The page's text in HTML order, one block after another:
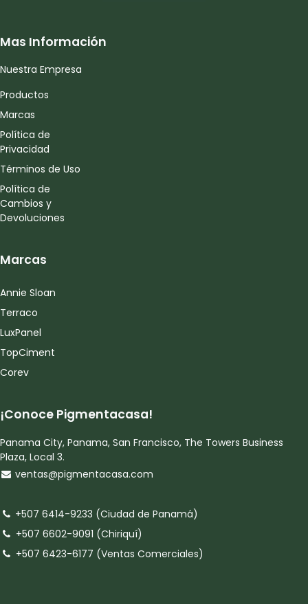
Mas Información
Nuestra Empresa
Productos
Marcas
Política de
Privacidad
Términos de Uso
Política de
Cambios y
Devoluciones
Marcas
Annie Sloan
Terraco
LuxPanel
TopCiment
Corev
¡Conoce Pigmentacasa!
Panama City, Panama, San Francisco, The Towers Business
Plaza, Local 3.
ventas@pigmentacasa.com
+507 6414-9233 (Ciudad de Panamá)
+507 6602-9091 (Chiriquí)
+507 6423-6177 (Ventas Comerciales)